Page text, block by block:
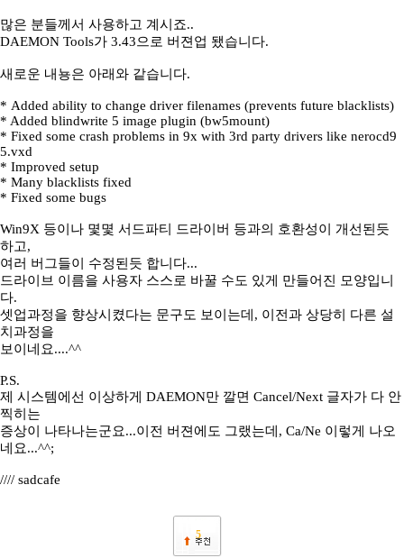
많은 분들께서 사용하고 계시죠..
DAEMON Tools가 3.43으로 버젼업 됐습니다.
새로운 내뇽은 아래와 같습니다.
* Added ability to change driver filenames (prevents future blacklists)
* Added blindwrite 5 image plugin (bw5mount)
* Fixed some crash problems in 9x with 3rd party drivers like nerocd9
5.vxd
* Improved setup
* Many blacklists fixed
* Fixed some bugs
Win9X 등이나 몇몇 서드파티 드라이버 등과의 호환성이 개선된듯
하고,
여러 버그들이 수정된듯 합니다...
드라이브 이름을 사용자 스스로 바꿀 수도 있게 만들어진 모양입니
다.
셋업과정을 향상시켰다는 문구도 보이는데, 이전과 상당히 다른 설
치과정을
보이네요....^^
P.S.
제 시스템에선 이상하게 DAEMON만 깔면 Cancel/Next 글자가 다 안
찍히는
증상이 나타나는군요...이전 버젼에도 그랬는데, Ca/Ne 이렇게 나오
네요...^^;
//// sadcafe
5